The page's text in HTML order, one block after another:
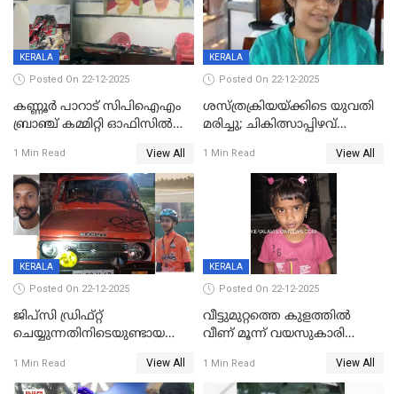
KERALA
Posted On 22-12-2025
കണ്ണൂർ പാറാട് സിപിഐഎം
ബ്രാഞ്ച് കമ്മിറ്റി ഓഫിസിൽ
ചിത്രങ്ങളടക്കം കത്തിയ
നിലയിൽ
1 Min Read View All
KERALA
Posted On 22-12-2025
ശസ്ത്രക്രിയയ്‌ക്കിടെ യുവതി
മരിച്ചു; ചികിത്സാപ്പിഴവ്
സംഭവം മാവേലിക്കരയിൽ
1 Min Read View All
KERALA
Posted On 22-12-2025
ജിപ്സി ഡ്രിഫ്റ്റ്
ചെയ്യുന്നതിനിടെയുണ്ടായ
ദാരുണാന്ത്യം; ജീപ്സി
ഓടിച്ചയാൾ അറസ്റ്റിൽ.
1 Min Read View All
KERALA
Posted On 22-12-2025
വീട്ടുമുറ്റത്തെ കുളത്തിൽ
വീണ് മൂന്ന് വയസുകാരി
1 Min Read View All